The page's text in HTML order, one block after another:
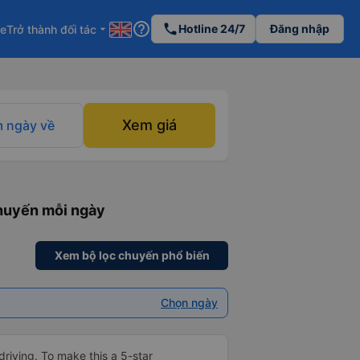
Trở thành đối tác arrow_drop_down help_outline phoneHotline 24/7 Đăng nhập
ngày về Xem giá
mỗi ngày
Xem bộ lọc chuyến phổ biến
Chọn ngày
To make this a 5-star